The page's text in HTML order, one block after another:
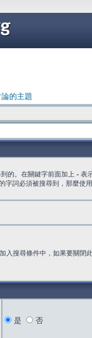
的主題
的。在關鍵字前面加上 - 表
字詞必須被搜尋到，那麼使
入搜尋條件中，如果要關閉
是 否